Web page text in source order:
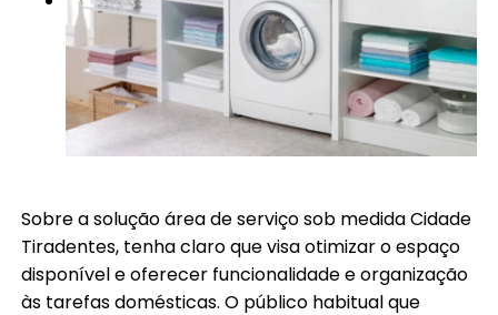
Sobre a solução área de serviço sob medida Cidade
Tiradentes, tenha claro que visa otimizar o espaço
disponível e oferecer funcionalidade e organização
às tarefas domésticas. O público habitual que